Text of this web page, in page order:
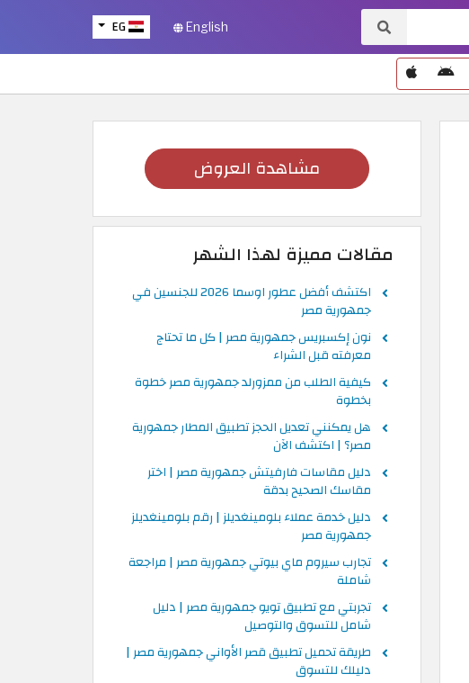
EG English
مشاهدة العروض
مقالات مميزة لهذا الشهر
اكتشف أفضل عطور اوسما 2026 للجنسين في
جمهورية مصر
نون إكسبريس جمهورية مصر | كل ما تحتاج
معرفته قبل الشراء
كيفية الطلب من ممزورلد جمهورية مصر خطوة
بخطوة
هل يمكنني تعديل الحجز تطبيق المطار جمهورية
مصر؟ | اكتشف الآن
دليل مقاسات فارفيتش جمهورية مصر | اختر
مقاسك الصحيح بدقة
دليل خدمة عملاء بلومينغديلز | رقم بلومينغديلز
جمهورية مصر
تجارب سيروم ماي بيوتي جمهورية مصر | مراجعة
شاملة
تجربتي مع تطبيق تويو جمهورية مصر | دليل
شامل للتسوق والتوصيل
طريقة تحميل تطبيق قصر الأواني جمهورية مصر |
دليلك للتسوق